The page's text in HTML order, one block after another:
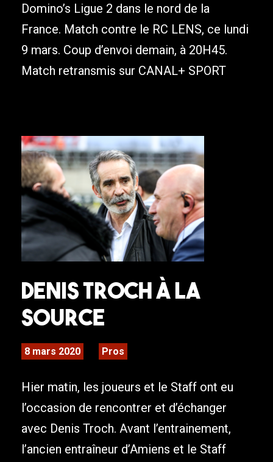
Domino’s Ligue 2 dans le nord de la
France. Match contre le RC LENS, ce lundi
9 mars. Coup d’envoi demain, à 20H45.
Match retransmis sur CANAL+ SPORT
Denis Troch à la
Source
8 mars 2020 Pros
Hier matin, les joueurs et le Staff ont eu
l’occasion de rencontrer et d’échanger
avec Denis Troch. Avant l’entrainement,
l’ancien entraîneur d’Amiens et le Staff